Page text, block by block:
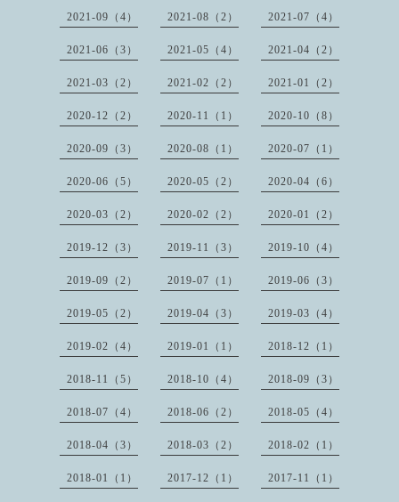
2021-09（4） 2021-08（2） 2021-07（4）
2021-06（3） 2021-05（4） 2021-04（2）
2021-03（2） 2021-02（2） 2021-01（2）
2020-12（2） 2020-11（1） 2020-10（8）
2020-09（3） 2020-08（1） 2020-07（1）
2020-06（5） 2020-05（2） 2020-04（6）
2020-03（2） 2020-02（2） 2020-01（2）
2019-12（3） 2019-11（3） 2019-10（4）
2019-09（2） 2019-07（1） 2019-06（3）
2019-05（2） 2019-04（3） 2019-03（4）
2019-02（4） 2019-01（1） 2018-12（1）
2018-11（5） 2018-10（4） 2018-09（3）
2018-07（4） 2018-06（2） 2018-05（4）
2018-04（3） 2018-03（2） 2018-02（1）
2018-01（1） 2017-12（1） 2017-11（1）